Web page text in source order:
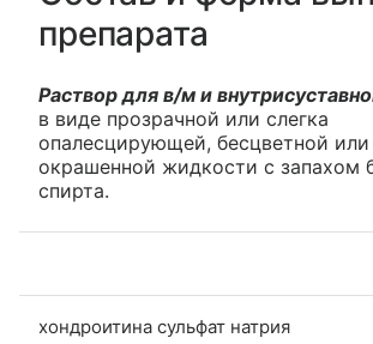
препарата
Раствор для в/м и
в виде прозрачной или слегка
опалесцирующей, бесцветной или
окрашенной жидкости с запахом
спирта.
хондроитина сульфат натрия